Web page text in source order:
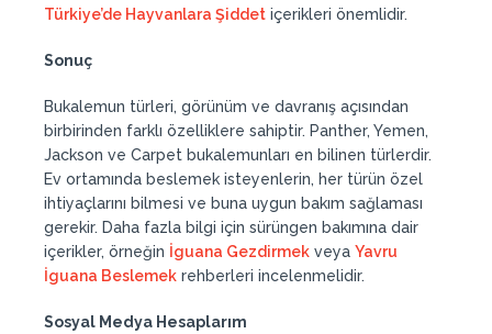
Türkiye’de Hayvanlara Şiddet içerikleri önemlidir.
Sonuç
Bukalemun türleri, görünüm ve davranış açısından
birbirinden farklı özelliklere sahiptir. Panther, Yemen,
Jackson ve Carpet bukalemunları en bilinen türlerdir.
Ev ortamında beslemek isteyenlerin, her türün özel
ihtiyaçlarını bilmesi ve buna uygun bakım sağlaması
gerekir. Daha fazla bilgi için sürüngen bakımına dair
içerikler, örneğin İguana Gezdirmek veya Yavru
İguana Beslemek rehberleri incelenmelidir.
Sosyal Medya Hesaplarım